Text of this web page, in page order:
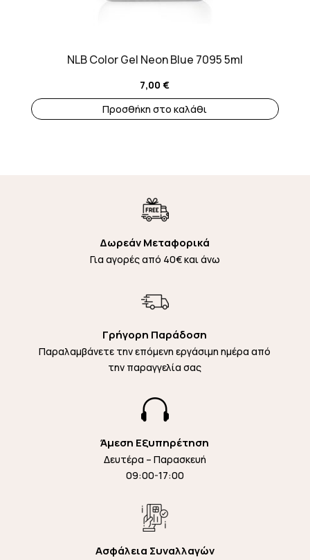
NLB Color Gel Neon Blue 7095 5ml
7,00€
Προσθήκη στο καλάθι
Δωρεάν Μεταφορικά
Για αγορές από 40€ και άνω
Γρήγορη Παράδοση
Παραλαμβάνετε την επόμενη εργάσιμη ημέρα από
την παραγγελία σας

Άμεση Εξυπηρέτηση
Δευτέρα – Παρασκευή
09:00-17:00
Ασφάλεια Συναλλαγών